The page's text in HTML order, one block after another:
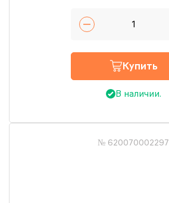
Купить
В наличии.
№ 620070002297